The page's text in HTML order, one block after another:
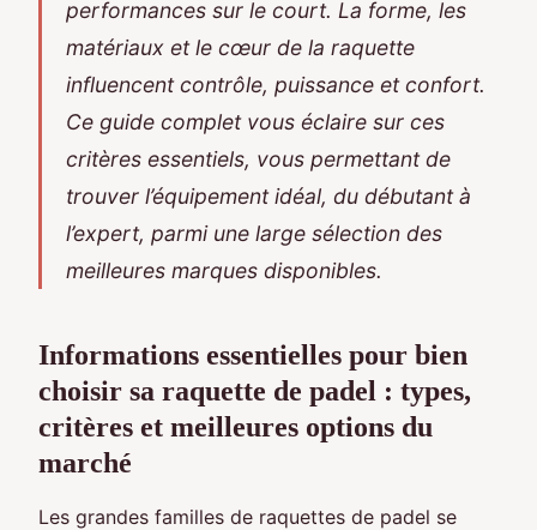
performances sur le court. La forme, les
matériaux et le cœur de la raquette
influencent contrôle, puissance et confort.
Ce guide complet vous éclaire sur ces
critères essentiels, vous permettant de
trouver l’équipement idéal, du débutant à
l’expert, parmi une large sélection des
meilleures marques disponibles.
Informations essentielles pour bien
choisir sa raquette de padel : types,
critères et meilleures options du
marché
Les grandes familles de raquettes de padel se